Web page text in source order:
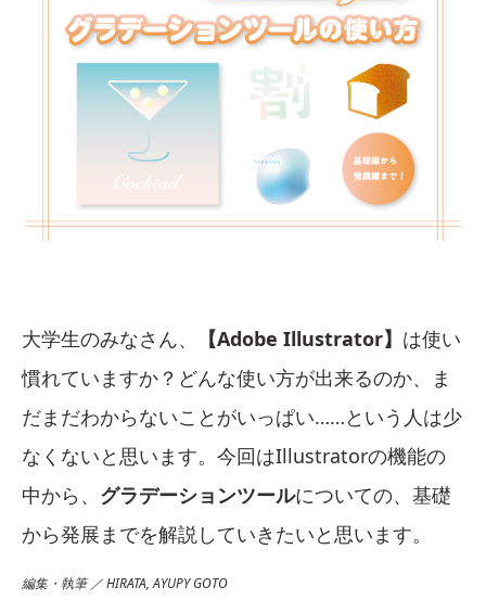
大学生のみなさん、 【Adobe Illustrator】 は使い
慣れていますか？どんな使い方が出来るのか、ま
だまだわからないことがいっぱい……という人は少
なくないと思います。今回はIllustratorの機能の
中から、 グラデーションツールについての、基礎
から発展までを解説していきたいと思います。
編集・執筆 ／ HIRATA, AYUPY GOTO